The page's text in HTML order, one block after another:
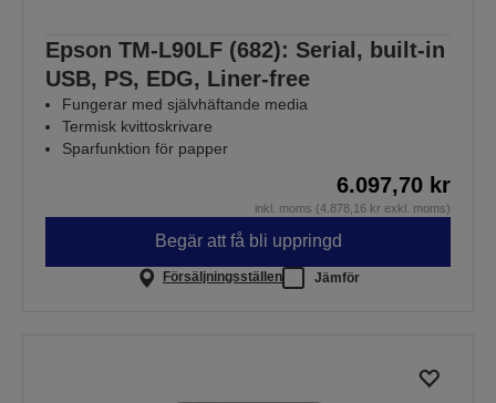
Epson TM-L90LF (682): Serial, built-in
USB, PS, EDG, Liner-free
Fungerar med självhäftande media
Termisk kvittoskrivare
Sparfunktion för papper
6.097,70 kr
inkl. moms (4.878,16 kr exkl. moms)
Begär att få bli uppringd
Försäljningsställen Jämför